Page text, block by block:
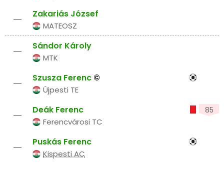
– Zakariás József
MATEOSZ
– Sándor Károly
MTK
– Szusza Ferenc ©
Újpesti TE
– Deák Ferenc 85
Ferencvárosi TC
– Puskás Ferenc
Kispesti AC